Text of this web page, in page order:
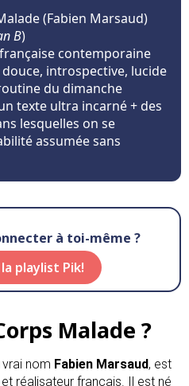
(Fabien Marsaud)
B)
contemporaine
introspective, lucide
du dimanche
texte ultra incarné + des
lesquelles on se
assumée sans
à toi-même ?
playlist Pik!
Malade ?
nom Fabien Marsaud, est
réalisateur français. Il est né